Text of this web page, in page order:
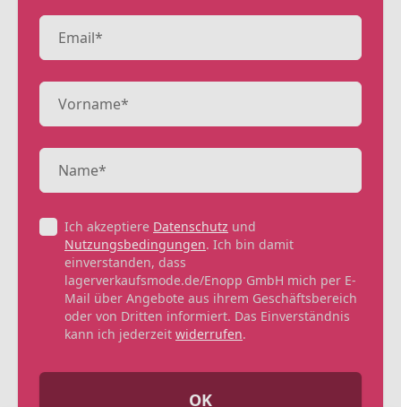
Ich akzeptiere Datenschutz und
Nutzungsbedingungen. Ich bin damit
einverstanden, dass
lagerverkaufsmode.de/Enopp GmbH mich per E-
Mail über Angebote aus ihrem Geschäftsbereich
oder von Dritten informiert. Das Einverständnis
kann ich jederzeit widerrufen.
OK